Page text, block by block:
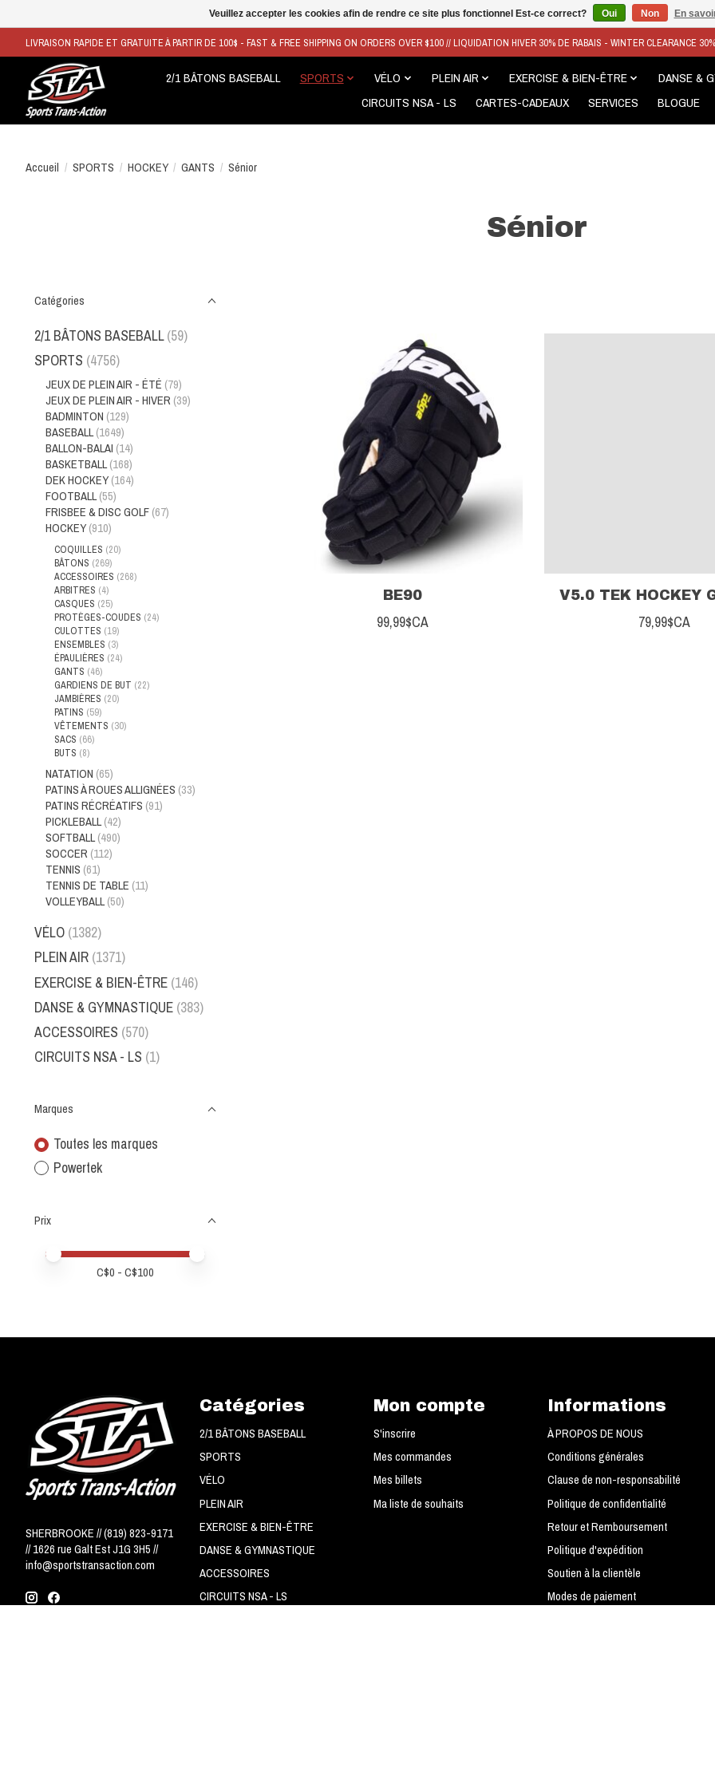
LIVRAISON RAPIDE ET GRATUITE À PARTIR DE 100$ - FAST & FREE SHIPPING ON ORDERS OVER $100 // LIQUIDATION HIVER 30% DE RABAIS - WINTER CLEARANCE
2/1 BÂTONS BASEBALL SPORTS VÉLO PLEIN AIR EXERCISE & BIEN-ÊTRE DANSE &
CIRCUITS NSA - LS
CARTES-CADEAUX SERVICES BLOGUE
Accueil / SPORTS / HOCKEY / GANTS / Sénior
Sénior
Catégories
2/1 BÂTONS BASEBALL (59)
SPORTS (4756)
JEUX DE PLEIN AIR - ÉTÉ (79)
JEUX DE PLEIN AIR - HIVER (39)
BADMINTON (129)
BASEBALL (1649)
BALLON-BALAI (14)
BASKETBALL (168)
DEK HOCKEY (164)
FOOTBALL (55)
FRISBEE & DISC GOLF (67)
HOCKEY (910)
COQUILLES (20)
BÂTONS (269)
ACCESSOIRES (268)
ARBITRES (4)
CASQUES (25)
PROTÈGES-COUDES (24)
CULOTTES (19)
ENSEMBLES (3)
ÉPAULIÈRES (24)
GANTS (46)
GARDIENS DE BUT (22)
JAMBIÈRES (20)
PATINS (59)
VÊTEMENTS (30)
SACS (66)
BUTS (8)
NATATION (65)
PATINS À ROUES ALLIGNÉES (33)
PATINS RÉCRÉATIFS (91)
PICKLEBALL (42)
SOFTBALL (490)
SOCCER (112)
TENNIS (61)
TENNIS DE TABLE (11)
VOLLEYBALL (50)
VÉLO (1382)
PLEIN AIR (1371)
EXERCISE & BIEN-ÊTRE (146)
DANSE & GYMNASTIQUE (383)
ACCESSOIRES (570)
CIRCUITS NSA - LS (1)
Marques
Toutes les marques
Powertek
Prix
Prix minimum
Price maximum value
C$0 - C$100
BE90
99,99$CA
V5.0 TEK HOCKEY
79,99$CA
SHERBROOKE // (819) 823-9171
// 1626 rue Galt Est J1G 3H5 //
info@sportstransaction.com
Catégories
2/1 BÂTONS BASEBALL
SPORTS
VÉLO
PLEIN AIR
EXERCISE & BIEN-ÊTRE
DANSE & GYMNASTIQUE
ACCESSOIRES
CIRCUITS NSA - LS
Mon compte
S'inscrire
Mes commandes
Mes billets
Ma liste de souhaits
Informations
À PROPOS DE NOUS
Conditions générales
Clause de non-responsabilité
Politique de confidentialité
Retour et Remboursement
Politique d'expédition
Soutien à la clientèle
Modes de paiement
Veuillez accepter les cookies afin de rendre ce site plus fonctionnel Est-ce correct? Oui Non En